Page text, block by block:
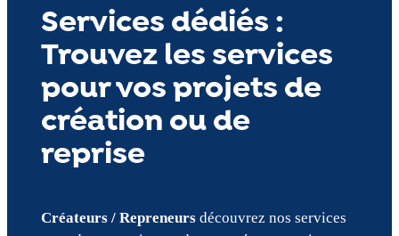
Services dédiés :
Trouvez les services
pour vos projets de
création ou de
reprise
Créateurs / Repreneursdécouvrez nos services